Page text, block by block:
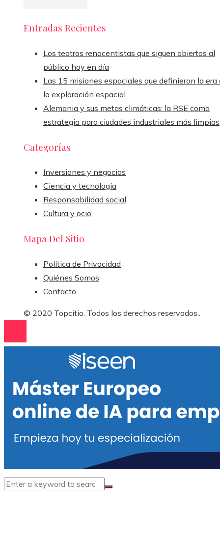
Entradas Recientes
Los teatros renacentistas que siguen abiertos al
público hoy en día
Las 15 misiones espaciales que definieron la era
la exploración espacial
Alemania y sus metas climáticas: la RSE como
estrategia para ciudades industriales más limpias
Categorías
Inversiones y negocios
Ciencia y tecnología
Responsabilidad social
Cultura y ocio
Mapa Del Sitio
Política de Privacidad
Quiénes Somos
Contacto
© 2020 Topcitio. Todos los derechos reservados..